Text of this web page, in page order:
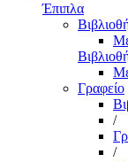
Έπιπλα
Γραφείο
/
/